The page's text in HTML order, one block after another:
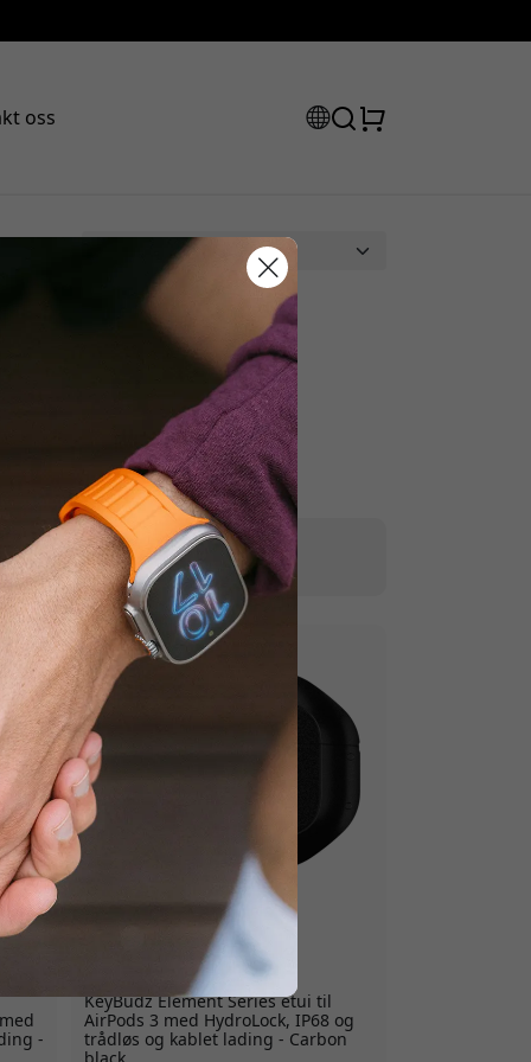
oss
armbånd | Nøkkelringholder
AirPods
-
KeyBudz Element Series etui til
AirPods 3 med HydroLock, IP68 og
trådløs og kablet lading - Carbon
black
for å få 15% rabatt.